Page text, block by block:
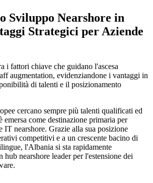
Sviluppo Nearshore in
Strategici per Aziende
i fattori chiave che guidano l'ascesa
augmentation, evidenziandone i vantaggi in
di talenti e il posizionamento
cercano sempre più talenti qualificati ed
come destinazione primaria per
IT nearshore. Grazie alla sua posizione
competitivi e a un crescente bacino di
l'Albania si sta rapidamente
hub nearshore leader per l'estensione dei